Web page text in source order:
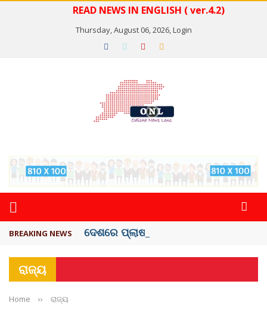
READ NEWS IN ENGLISH ( ver.4.2)
Thursday, August 06, 2026,Login
BREAKING NEWS ଦେଶରେ ପ୍ଲାଷ୍ଟିକ୍ ନୋଟ୍‌ ପ୍ରଚଳନ ...
ରାଜ୍ୟ
Home ›› ରାଜ୍ୟ